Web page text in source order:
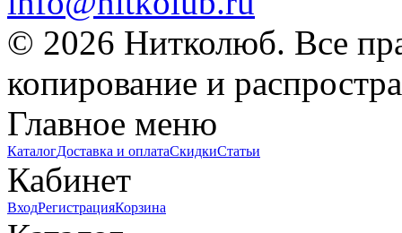
© 2026 Нитколюб. Все
копирование и
Главное меню
КаталогДоставка и оплатаСкидкиСтатьи
Кабинет
ВходРегистрацияКорзина